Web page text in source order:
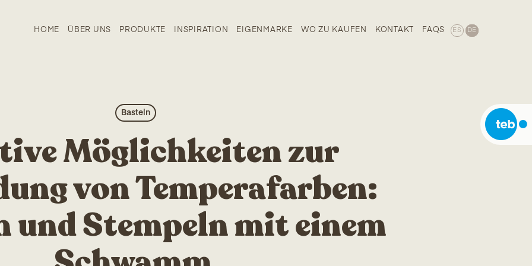
HOME ÜBER UNS PRODUKTE INSPIRATION EIGENMARKE WO ZU KAUFEN KONTAKT FAQS ES DE
Basteln
Möglichkeiten zur
von Temperafarben:
und Stempeln mit einem